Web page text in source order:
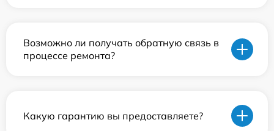
Возможно ли получать обратную связь в
процессе ремонта?
Какую гарантию вы предоставляете?